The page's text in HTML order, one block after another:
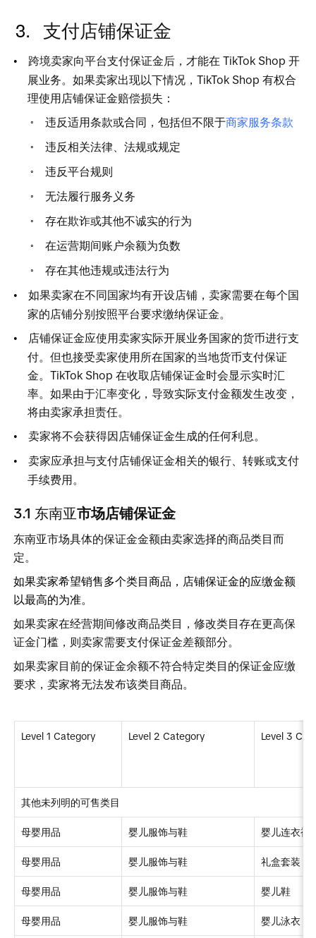
支付店铺保证金
跨境卖家向平台支付保证金后，才能在TikTok Shop开
展业务。如果卖家出现以下情况，TikTok Shop有权合
理使用店铺保证金赔偿损失：
违反适用条款或合同，包括但不限于商家服务条款
违反相关法律、法规或规定
违反平台规则
无法履行服务义务
存在欺诈或其他不诚实的行为
在运营期间账户余额为负数
存在其他违规或违法行为
如果卖家在不同国家均有开设店铺，卖家需要在每个国
家的店铺分别按照平台要求缴纳保证金。
店铺保证金应使用卖家实际开展业务国家的货币进行支
付。但也接受卖家使用所在国家的当地货币支付保证
金。TikTok Shop在收取店铺保证金时会显示实时汇
率。如果由于汇率变化，导致实际支付金额发生改变，
将由卖家承担责任。
卖家将不会获得因店铺保证金生成的任何利息。
卖家应承担与支付店铺保证金相关的银行、转账或支付
手续费用。
3.1 东南亚市场店铺保证金
东南亚市场具体的保证金金额由卖家选择的商品类目而
定。
如果卖家希望销售多个类目商品，店铺保证金的应缴金额
以最高的为准。
如果卖家在经营期间修改商品类目，修改类目存在更高保
证金门槛，则卖家需要支付保证金差额部分。
如果卖家目前的保证金余额不符合特定类目的保证金应缴
要求，卖家将无法发布该类目商品。
Level 1 Category Level 2 Category Level 3
其他未列明的可售类目
母婴用品 婴儿服饰与鞋 婴儿连衣裙
母婴用品 婴儿服饰与鞋 礼盒套装
母婴用品 婴儿服饰与鞋 婴儿鞋
母婴用品 婴儿服饰与鞋 婴儿泳衣